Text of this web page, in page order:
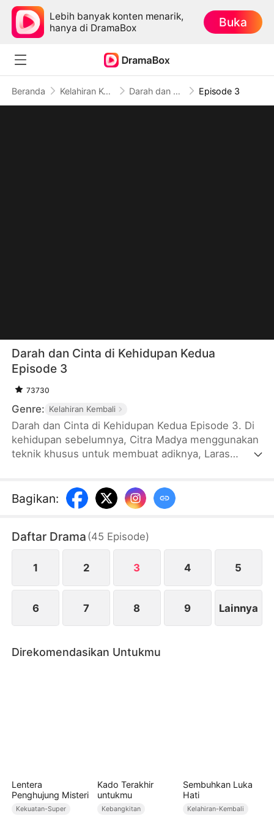
Lebih banyak konten menarik,
hanya di DramaBox
Buka
Beranda Kelahiran Kembali Darah dan Cinta di Kehidupan Kedua Episode 3
Darah dan Cinta di Kehidupan Kedua
Episode 3
73730
Genre: Kelahiran Kembali
Darah dan Cinta di Kehidupan Kedua Episode 3. Di
kehidupan sebelumnya, Citra Madya menggunakan
teknik khusus untuk membuat adiknya, Laras
dan menyiksa Laras sampai tewas. Saat diberi
kesempatan hidup kembali, Laras bersumpah untuk
Bagikan:
Daftar Drama (45 Episode)
1 2 3 4 5
6 7 8 9 Lainnya
Direkomendasikan Untukmu
Lentera
Penghujung Misteri
Kekuatan-Super
Kado Terakhir
untukmu
Kebangkitan
Sembuhkan Luka
Hati
Kelahiran-Kembali